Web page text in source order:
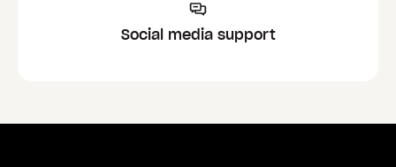
Social media support